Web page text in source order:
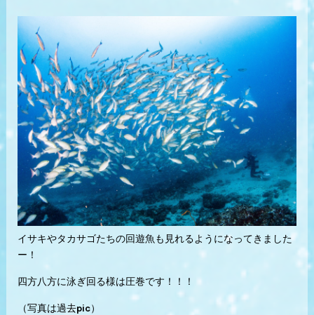
イサキやタカサゴたちの回遊魚も見れるようになってきました
ー！
四方八方に泳ぎ回る様は圧巻です！！！
（写真は過去pic）